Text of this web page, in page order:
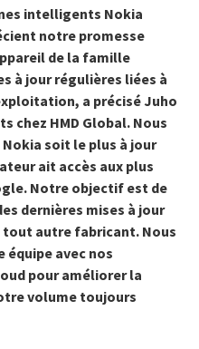
intelligents Nokia
notre promesse
de la famille
à jour régulières liées à
a précisé Juho
chez HMD Global. Nous
soit le plus à jour
ait accès aux plus
Notre objectif est de
dernières mises à jour
tout autre fabricant. Nous
équipe avec nos
pour améliorer la
volume toujours